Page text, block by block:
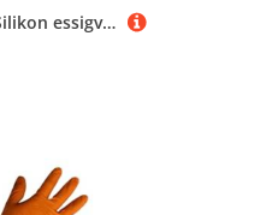
SILISTO - Sanitär Silikon essigvernetzend, 310ml Kartusche, Farbe des Sanitär Silikon Silbergrau - Silikon zum Abdichten - Silikon Bad, Küche, Kühlräume -Anti Schimmel und hitzebeständiges Silikon